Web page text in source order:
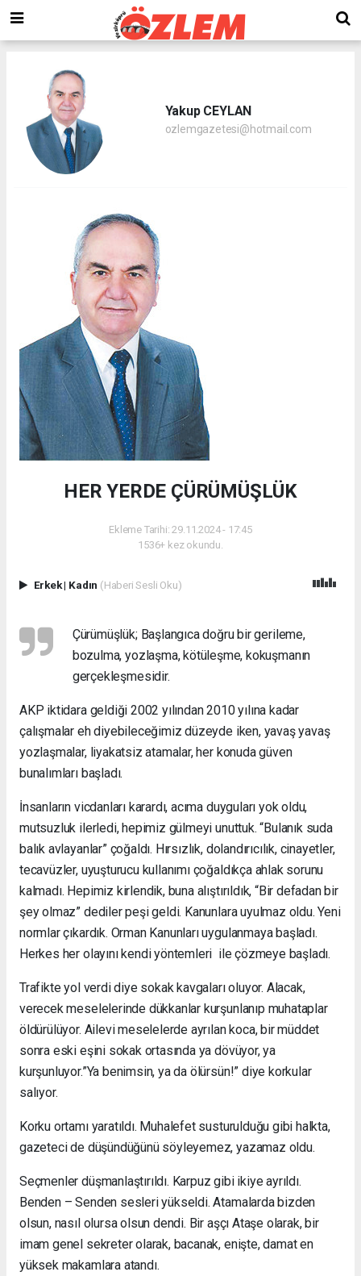
Yakup CEYLAN
ozlemgazetesi@hotmail.com
HER YERDE ÇÜRÜMÜŞLÜK
Ekleme Tarihi: 29.11.2024 - 17:45
1536+ kez okundu.
Erkek| Kadın (Haberi Sesli Oku)
Çürümüşlük; Başlangıca doğru bir gerileme,
bozulma, yozlaşma, kötüleşme, kokuşmanın
gerçekleşmesidir.
AKP iktidara geldiği 2002 yılından 2010 yılına kadar
çalışmalar eh diyebileceğimiz düzeyde iken, yavaş yavaş
yozlaşmalar, liyakatsiz atamalar, her konuda güven
bunalımları başladı.
İnsanların vicdanları karardı, acıma duyguları yok oldu,
mutsuzluk ilerledi, hepimiz gülmeyi unuttuk. “Bulanık suda
balık avlayanlar” çoğaldı. Hırsızlık, dolandırıcılık, cinayetler,
tecavüzler, uyuşturucu kullanımı çoğaldıkça ahlak sorunu
kalmadı. Hepimiz kirlendik, buna alıştırıldık, “Bir defadan bir
şey olmaz” dediler peşi geldi. Kanunlara uyulmaz oldu. Yeni
normlar çıkardık. Orman Kanunları uygulanmaya başladı.
Herkes her olayını kendi yöntemleri ile çözmeye başladı.
Trafikte yol verdi diye sokak kavgaları oluyor. Alacak,
verecek meselelerinde dükkanlar kurşunlanıp muhataplar
öldürülüyor. Ailevi meselelerde ayrılan koca, bir müddet
sonra eski eşini sokak ortasında ya dövüyor, ya
kurşunluyor.”Ya benimsin, ya da ölürsün!” diye korkular
salıyor.
Korku ortamı yaratıldı. Muhalefet susturulduğu gibi halkta,
gazeteci de düşündüğünü söyleyemez, yazamaz oldu.
Seçmenler düşmanlaştırıldı. Karpuz gibi ikiye ayrıldı.
Benden – Senden sesleri yükseldi. Atamalarda bizden
olsun, nasıl olursa olsun dendi. Bir aşçı Ataşe olarak, bir
imam genel sekreter olarak, bacanak, enişte, damat en
yüksek makamlara atandı.